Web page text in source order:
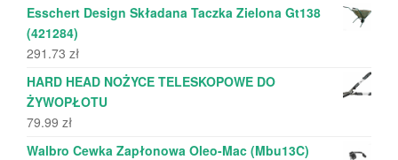
Esschert Design Składana Taczka Zielona Gt138
(421284)
291.73 zł
HARD HEAD NOŻYCE TELESKOPOWE DO
ŻYWOPŁOTU
79.99 zł
Walbro Cewka Zapłonowa Oleo-Mac (Mbu13C)